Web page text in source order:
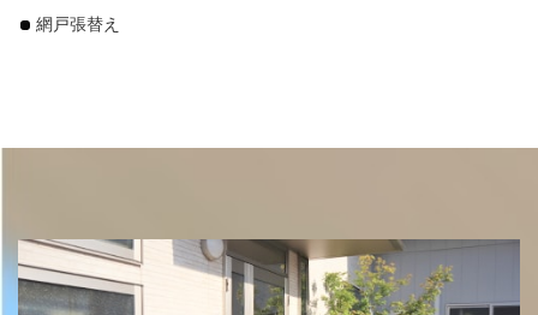
網戸張替え